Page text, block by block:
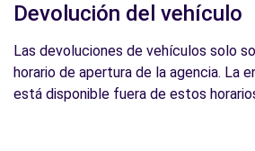
Devolución del vehículo
Las devoluciones de vehículos solo
horario de apertura de la agencia. La
está disponible fuera de estos